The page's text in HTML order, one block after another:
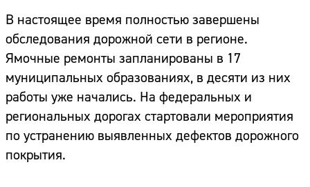
В настоящее время полностью завершены
обследования дорожной сети в регионе.
Ямочные ремонты запланированы в 17
муниципальных образованиях, в десяти из них
работы уже начались. На федеральных и
региональных дорогах стартовали мероприятия
по устранению выявленных дефектов дорожного
покрытия.